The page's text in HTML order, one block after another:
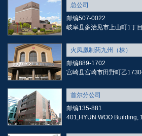
总公司
邮编507-0022
岐阜县多治见市上山町1丁
火凤凰制药九州（株）
邮编889-1702
宫崎县宫崎市田野町乙
首尔分公司
邮编135-881
401,HYUN WOO Building,